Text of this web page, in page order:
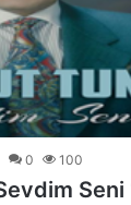
0 100
Seni